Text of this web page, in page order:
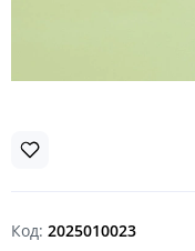
Код: 2025010023